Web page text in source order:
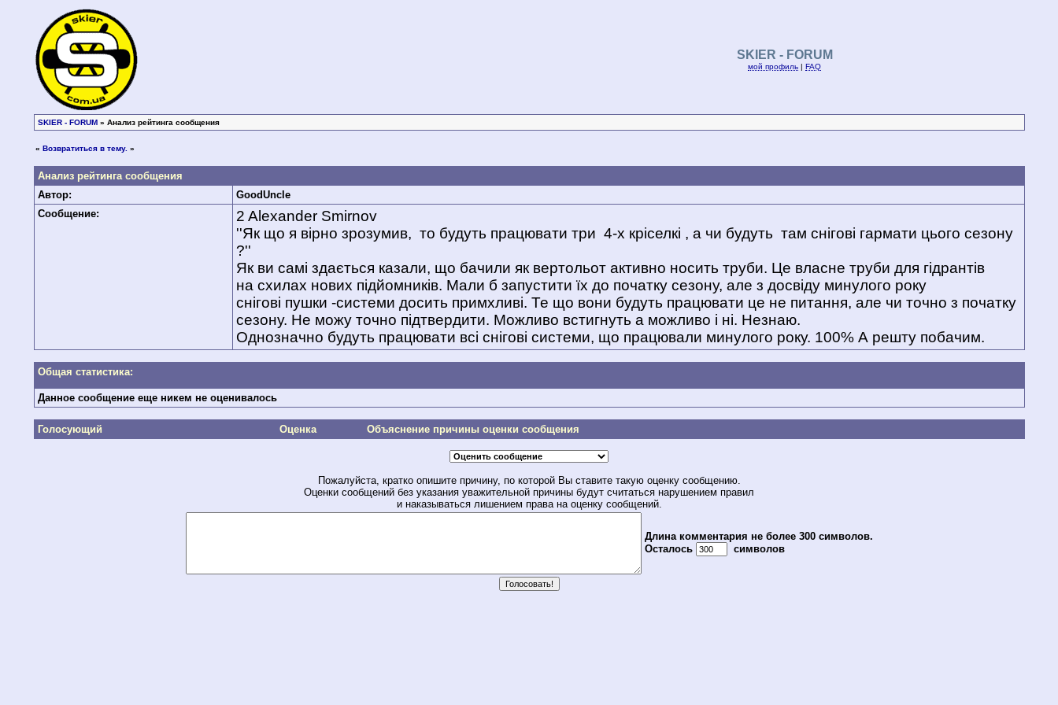
SKIER - FORUM
мой профиль | FAQ
SKIER - FORUM» Анализ рейтинга сообщения
« Возвратиться в тему. »
Анализ рейтинга сообщения
Автор:
GoodUncle
Сообщение:
2 Alexander Smirnov
''Як що я вірно зрозумив, то будуть працювати три 4-х кріселкі , а чи будуть там снігові гармати цього сезону
?''
Як ви самі здається казали, що бачили як вертольот активно носить труби. Це власне труби для гідрантів
на схилах нових підйомників. Мали б запустити їх до початку сезону, але з досвіду минулого року
снігові пушки -системи досить примхливі. Те що вони будуть працювати це не питання, але чи точно з початку
сезону. Не можу точно підтвердити. Можливо встигнуть а можливо і ні. Незнаю.
Однозначно будуть працювати всі снігові системи, що працювали минулого року. 100% А решту побачим.
Общая статистика:
Данное сообщение еще никем не оценивалось
Голосующий Оценка Объяснение причины оценки сообщения
Пожалуйста, кратко опишите причину, по которой Вы ставите такую оценку сообщению.
Оценки сообщений без указания уважительной причины будут считаться нарушением правил
и наказываться лишением права на оценку сообщений.
Длина комментария не более 300 символов.
Осталось
символов